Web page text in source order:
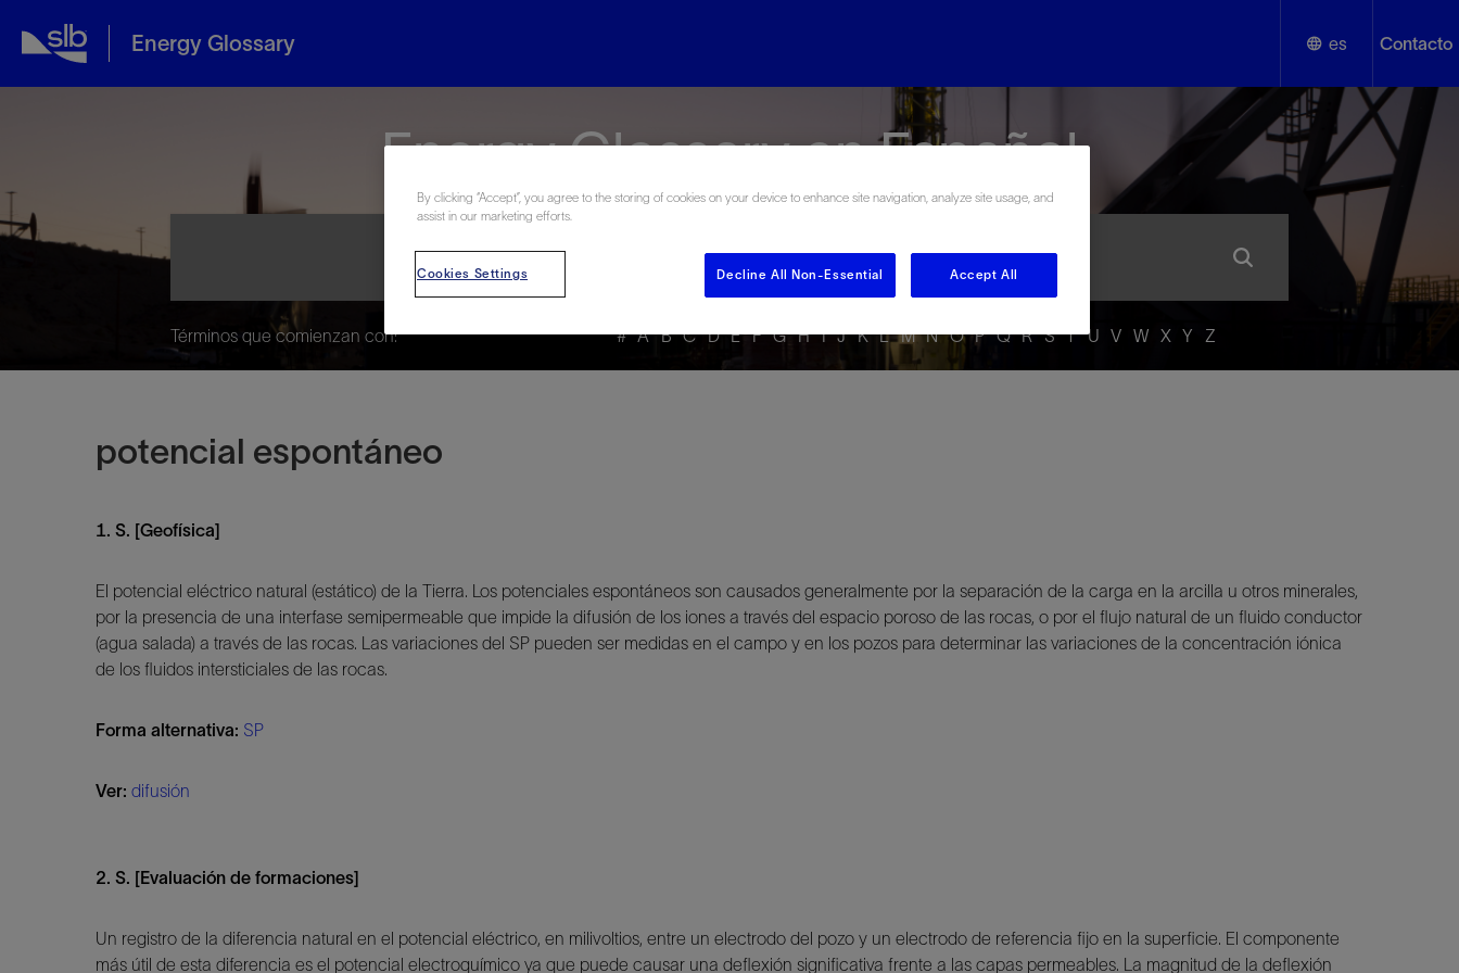
Energy Glossary es
English
Español
Contacto
Energy Glossary en Español
Términos que comienzan con: # A B C D E F G H I J K L M N O P Q R S T U V W X Y Z
potencial espontáneo
1. S. [Geofísica]
El potencial eléctrico natural (estático) de la Tierra. Los potenciales espontáneos son causados generalmente por la separación de la carga en la arcilla u otros minerales,
por la presencia de una interfase semipermeable que impide la difusión de los iones a través del espacio poroso de las rocas, o por el flujo natural de un fluido conductor
(agua salada) a través de las rocas. Las variaciones del SP pueden ser medidas en el campo y en los pozos para determinar las variaciones de la concentración iónica
de los fluidos intersticiales de las rocas.
Forma alternativa: SP
Ver: difusión
2. S. [Evaluación de formaciones]
Un registro de la diferencia natural en el potencial eléctrico, en milivoltios, entre un electrodo del pozo y un electrodo de referencia fijo en la superficie. El componente
más útil de esta diferencia es el potencial electroquímico ya que puede causar una deflexión significativa frente a las capas permeables. La magnitud de la deflexión
By clicking “Accept”, you agree to the storing of cookies on your device to enhance site navigation, analyze site usage, and
assist in our marketing efforts.
Cookies Settings Decline All Non-Essential Accept All